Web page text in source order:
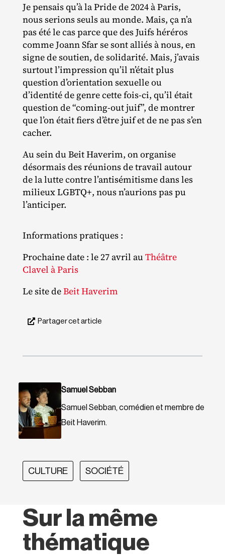
Je pensais qu’à la Pride de 2024 à Paris,
nous serions seuls au monde. Mais, ça n’a
pas été le cas parce que des Juifs héréros
comme Joann Sfar se sont alliés à nous, en
signe de soutien, de solidarité. Mais, j’avais
surtout l’impression qu’il n’était plus
question d’orientation sexuelle ou
d’identité de genre cette fois‐​ci, qu’il était
question de “coming‐​out juif”, de montrer
que l’on était fiers d’être juif et de ne pas s’en
cacher.
Au sein du Beit Haverim, on organise
désormais des réunions de travail autour
de la lutte contre l’antisémitisme dans les
milieux LGBTQ+, nous n’aurions pas pu
l’anticiper.
Informations pratiques :
Prochaine date : le 27 avril auThéâtre
Clavel à Paris
Le site deBeit Haverim
Partager cet article
Samuel Sebban
Samuel Sebban, comédien et membre de
Beit Haverim.
CULTURE SOCIÉTÉ
Sur la même
thématique